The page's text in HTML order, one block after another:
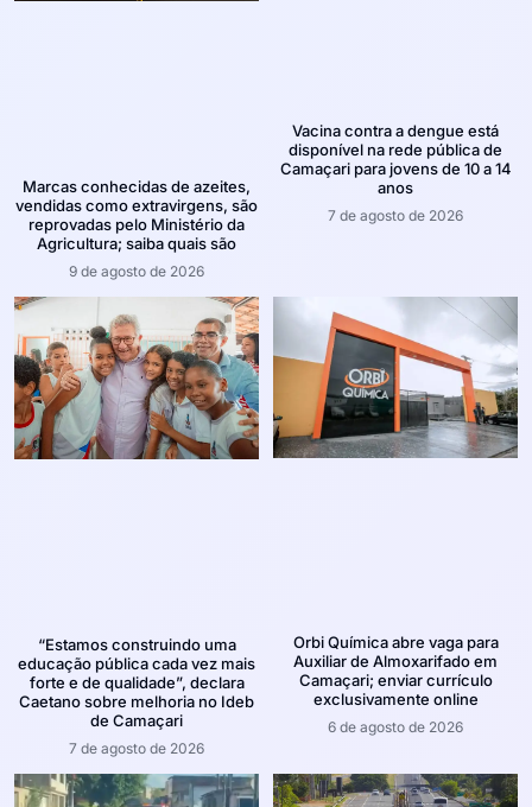
Marcas conhecidas de azeites,
vendidas como extravirgens, são
reprovadas pelo Ministério da
Agricultura; saiba quais são
9 de agosto de 2026
Vacina contra a dengue está
disponível na rede pública de
Camaçari para jovens de 10 a 14
anos
7 de agosto de 2026
“Estamos construindo uma
educação pública cada vez mais
forte e de qualidade”, declara
Caetano sobre melhoria no Ideb
de Camaçari
7 de agosto de 2026
Orbi Química abre vaga para
Auxiliar de Almoxarifado em
Camaçari; enviar currículo
exclusivamente online
6 de agosto de 2026